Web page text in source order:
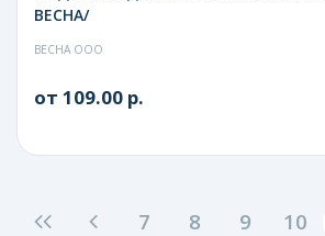
ВЕСНА/
ВЕСНА ООО
от 109.00 р.
7 8 9 10